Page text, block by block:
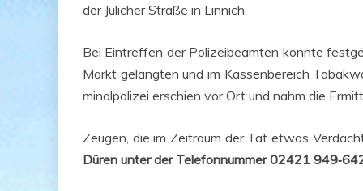
der Jüli­cher Stra­ße in Linnich.
Bei Ein­tref­fen der Poli­zei­be­am­ten konn­te
Markt gelang­ten und im Kas­sen­be­reich
mi­nal­po­li­zei erschien vor Ort und nahm die
Zeu­gen, die im Zeit­raum der Tat etwas
Düren unter der Tele­fon­num­mer 02421